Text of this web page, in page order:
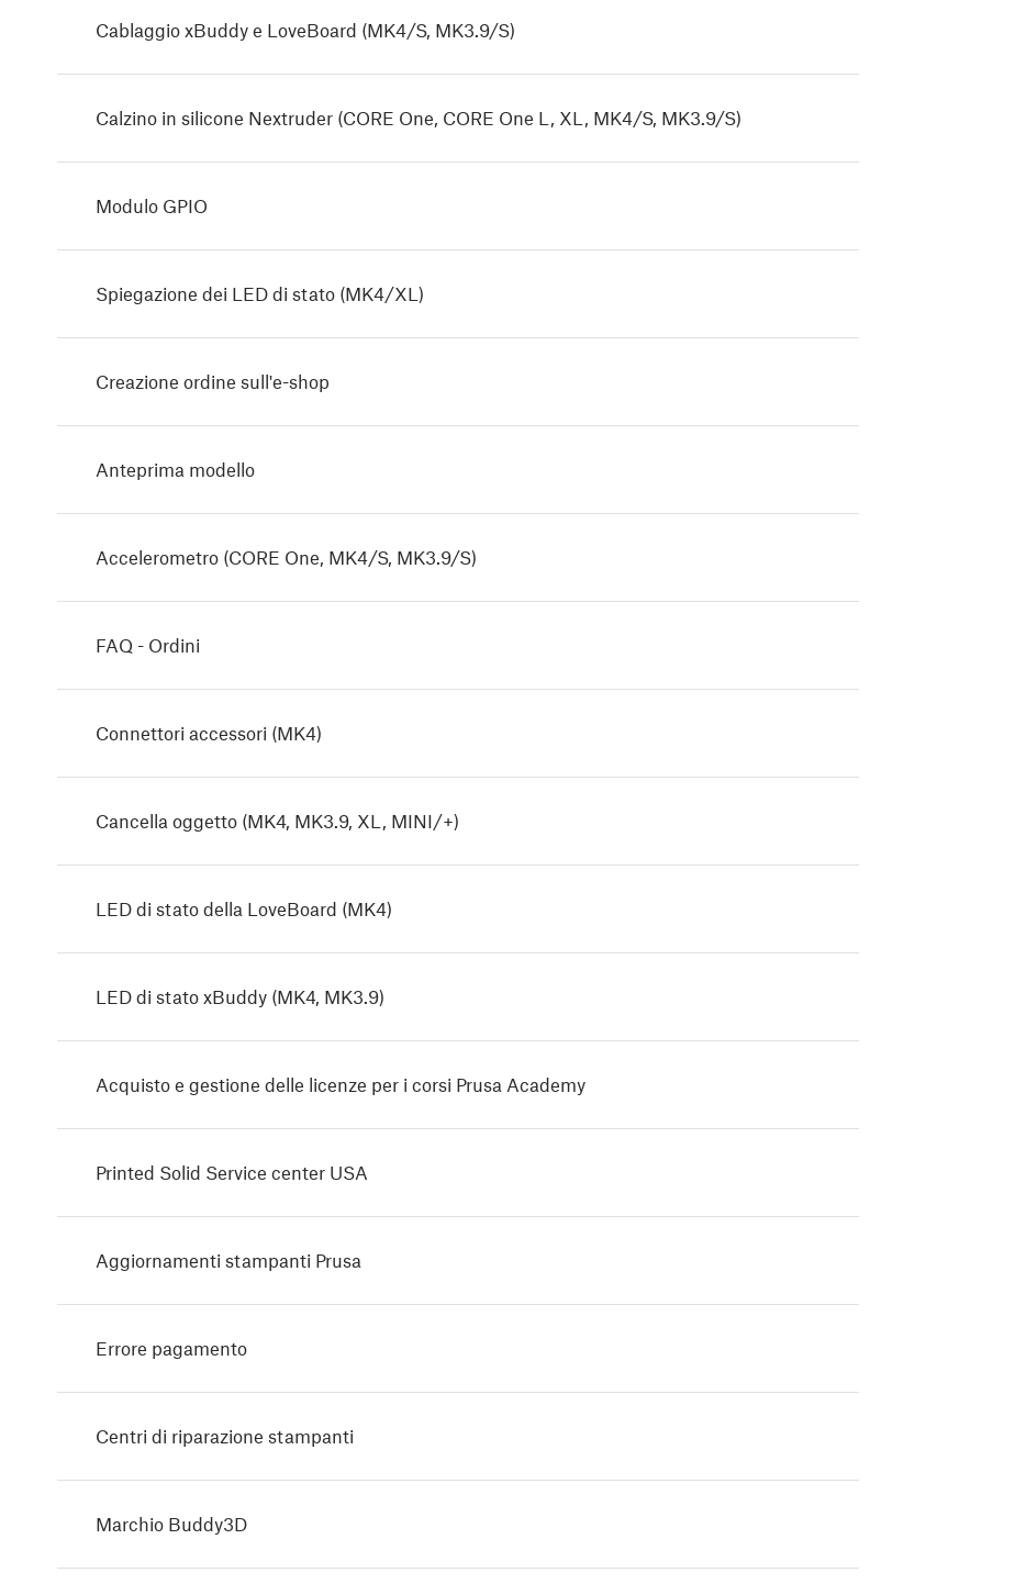
Cablaggio xBuddy e LoveBoard (MK4/S, MK3.9/S)
Calzino in silicone Nextruder (CORE One, CORE One L, XL, MK4/S, MK3.9/S)
Modulo GPIO
Spiegazione dei LED di stato (MK4/XL)
Creazione ordine sull'e-shop
Anteprima modello
Accelerometro (CORE One, MK4/S, MK3.9/S)
FAQ - Ordini
Connettori accessori (MK4)
Cancella oggetto (MK4, MK3.9, XL, MINI/+)
LED di stato della LoveBoard (MK4)
LED di stato xBuddy (MK4, MK3.9)
Acquisto e gestione delle licenze per i corsi Prusa Academy
Printed Solid Service center USA
Aggiornamenti stampanti Prusa
Errore pagamento
Centri di riparazione stampanti
Marchio Buddy3D